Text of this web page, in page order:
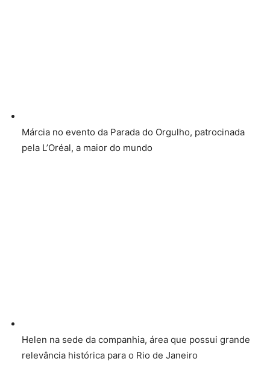
Márcia no evento da Parada do Orgulho, patrocinada
pela L’Oréal, a maior do mundo
Helen na sede da companhia, área que possui grande
relevância histórica para o Rio de Janeiro